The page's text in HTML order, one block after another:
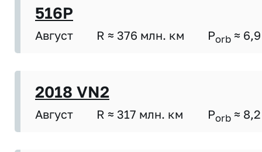
516P
Август R ≈ 376 млн. км Porb ≈ 6,9
2018 VN2
Август R ≈ 317 млн. км Porb ≈ 8,2